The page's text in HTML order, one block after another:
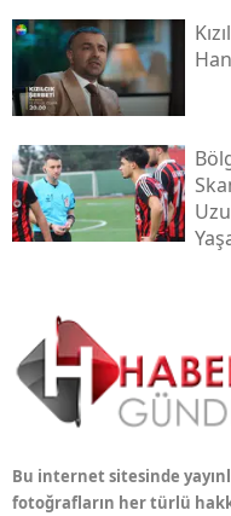
Bu internet sitesinde
fotoğrafların her türlü